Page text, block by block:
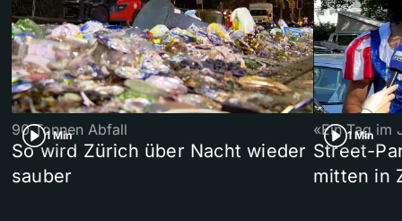
1 Min
90 Tonnen Abfall
So wird Zürich über Nacht wieder
sauber
1 Min
«Ein Tag im
Street-
mitten in